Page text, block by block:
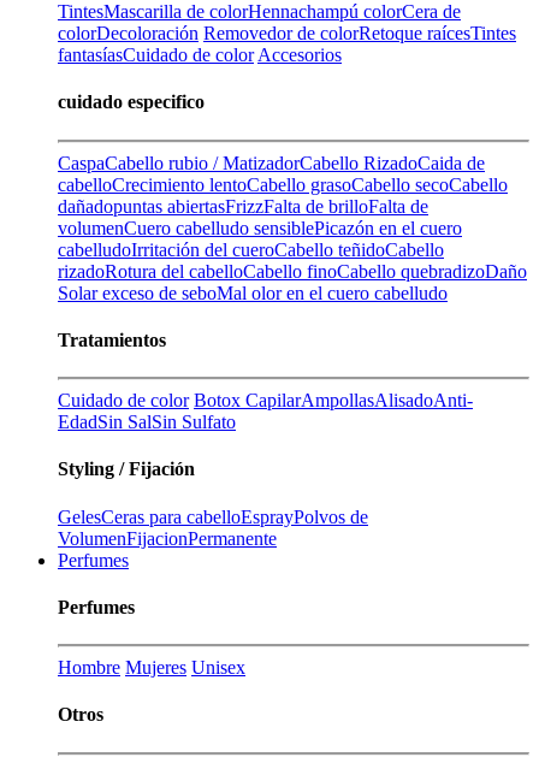
TintesMascarilla de colorHennachampú colorCera de
colorDecoloración Removedor de colorRetoque raícesTintes
fantasíasCuidado de color Accesorios
cuidado especifico
CaspaCabello rubio / MatizadorCabello RizadoCaida de
cabelloCrecimiento lentoCabello grasoCabello secoCabello
dañadopuntas abiertasFrizzFalta de brilloFalta de
volumenCuero cabelludo sensiblePicazón en el cuero
cabelludoIrritación del cueroCabello teñidoCabello
rizadoRotura del cabelloCabello finoCabello quebradizoDaño
Solarexceso de seboMal olor en el cuero cabelludo
Tratamientos
Cuidado de color Botox CapilarAmpollasAlisadoAnti-
EdadSin SalSin Sulfato
Styling / Fijación
GelesCeras para cabelloEsprayPolvos de
VolumenFijacionPermanente
Perfumes
Perfumes
Hombre Mujeres Unisex
Otros